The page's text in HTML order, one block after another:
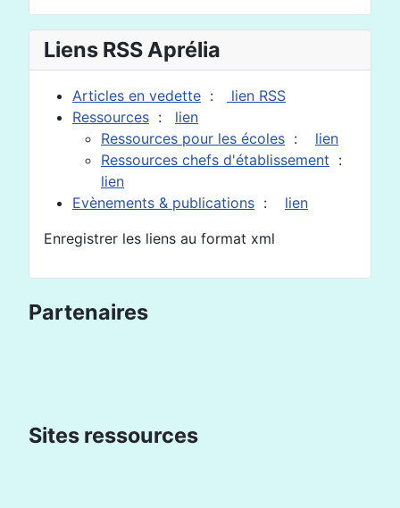
Liens RSS Aprélia
Articles en vedette :
lien RSS
Ressources : lien
Ressources pour les écoles : lien
Ressources chefs d'établissement :
lien
Evènements & publications : lien
Enregistrer les liens au format xml
Partenaires
Sites ressources